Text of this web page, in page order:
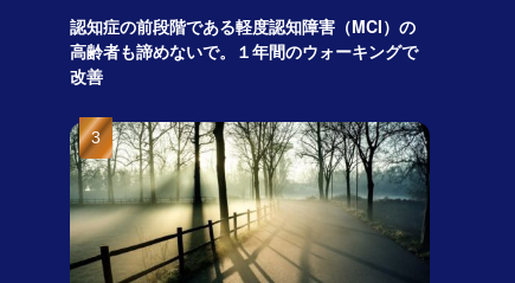
認知症の前段階である軽度認知障害（MCI）の
高齢者も諦めないで。１年間のウォーキングで
改善